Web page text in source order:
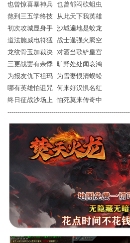
也曾惊喜暴神兵 也曾郁闷砍蛆虫
熬到三五学终技 从此天下我英雄
初次攻城显身手 沙城遍地是蛟龙
道法施威电符猛 战士逞强火腾空
龙纹骨玉加裁决 对酒当歌铲皇宫
三更战罢有余悸 旷野处处闻哀鸿
为报友仇下祖玛 为雪妻恨清蜈蚣
哪有英雄怕诅咒 何来好汉惧名红
终日征战沙场上 怕死莫来传奇中